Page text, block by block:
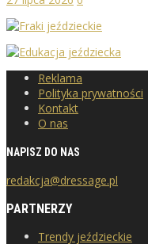
Reklama
Polityka prywatności
Kontakt
O nas
NAPISZ DO NAS
redakcja@dressage.pl
PARTNERZY
Trendy jeździeckie